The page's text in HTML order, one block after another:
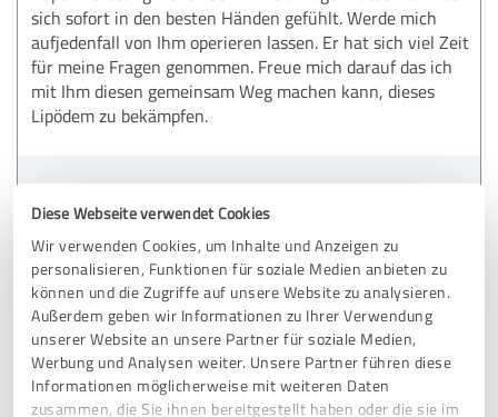
Diese Webseite verwendet Cookies
Wir verwenden Cookies, um Inhalte und Anzeigen zu
personalisieren, Funktionen für soziale Medien anbieten zu
können und die Zugriffe auf unsere Website zu analysieren.
Außerdem geben wir Informationen zu Ihrer Verwendung
unserer Website an unsere Partner für soziale Medien,
Werbung und Analysen weiter. Unsere Partner führen diese
Informationen möglicherweise mit weiteren Daten
zusammen, die Sie ihnen bereitgestellt haben oder die sie im
sich sofort in den besten Händen gefühlt. Werde mich
aufjedenfall von Ihm operieren lassen. Er hat sich viel Zeit
für meine Fragen genommen. Freue mich darauf das ich
mit Ihm diesen gemeinsam Weg machen kann, dieses
Lipödem zu bekämpfen.
Erfahrungsbericht & Bewertung zu:
SALZACH I Salzburger Zentrum für
Ästhetische Chirurgie
19.06.2020 Sonja B.
5,00 von 5